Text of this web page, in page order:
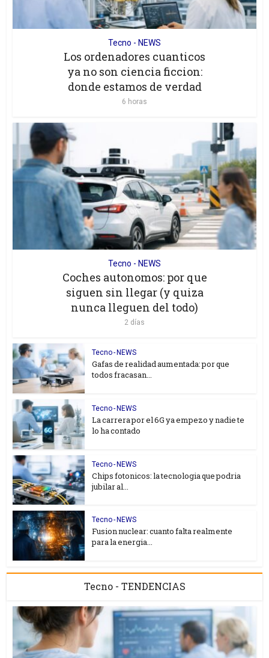
Tecno - NEWS
Los ordenadores cuanticos
ya no son ciencia ficcion:
donde estamos de verdad
6 horas
Tecno - NEWS
Coches autonomos: por que
siguen sin llegar (y quiza
nunca lleguen del todo)
2 días
Tecno - NEWS
Gafas de realidad aumentada: por que
todos fracasan...
Tecno - NEWS
La carrera por el 6G ya empezo y nadie te
lo ha contado
Tecno - NEWS
Chips fotonicos: la tecnologia que podria
jubilar al...
Tecno - NEWS
Fusion nuclear: cuanto falta realmente
para la energia...
Tecno - TENDENCIAS